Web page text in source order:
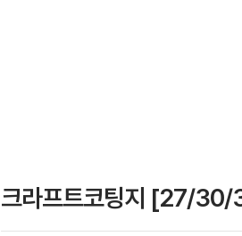
크라프트코팅지 [27/